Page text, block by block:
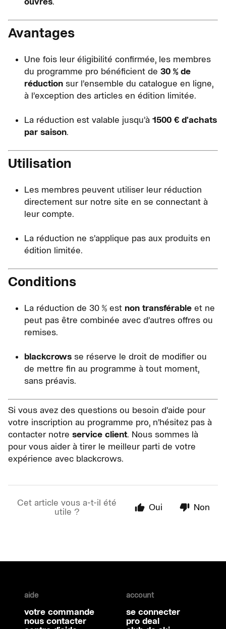
Avantages
Une fois leur éligibilité confirmée, les membres
du programme pro bénéficient de 30 % de
réduction sur l’ensemble du catalogue en ligne,
à l’exception des articles en édition limitée.
La réduction est valable jusqu’à 1500 € d’achats
par saison.
Utilisation
Les membres peuvent utiliser leur réduction
directement sur notre site en se connectant à
leur compte.
La réduction ne s’applique pas aux produits en
édition limitée.
Conditions
La réduction de 30 % est non transférable et ne
peut pas être combinée avec d’autres offres ou
remises.
blackcrows se réserve le droit de modifier ou
de mettre fin au programme à tout moment,
sans préavis.
Si vous avez des questions ou besoin d’aide pour
votre inscription au programme pro, n’hésitez pas à
contacter notre service client. Nous sommes là
pour vous aider à tirer le meilleur parti de votre
expérience avec blackcrows.
Cet article vous a-t-il été
utile ?
Oui Non
aide
votre commande
nous contacter
account
se connecter
pro deal